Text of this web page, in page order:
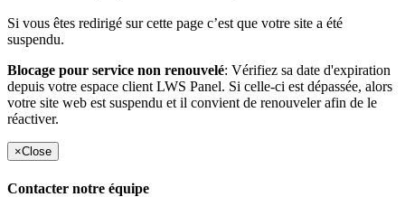
Si vous êtes redirigé sur cette page c’est que votre site a été
suspendu.
Blocage pour service non renouvelé: Vérifiez sa date d'expiration
depuis votre espace client LWS Panel. Si celle-ci est dépassée, alors
votre site web est suspendu et il convient de renouveler afin de le
réactiver.
×Close
Contacter notre équipe